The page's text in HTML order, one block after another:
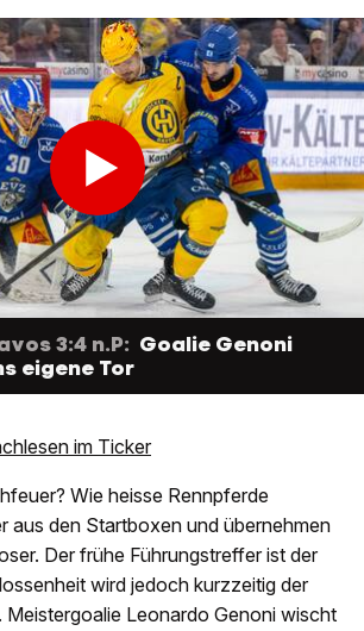
3:4 n.P: Goalie Genoni
eigene Tor
im Ticker
Wie heisse Rennpferde
aus den Startboxen und übernehmen
Der frühe Führungstreffer ist der
wird jedoch kurzzeitig der
Leonardo Genoni wischt